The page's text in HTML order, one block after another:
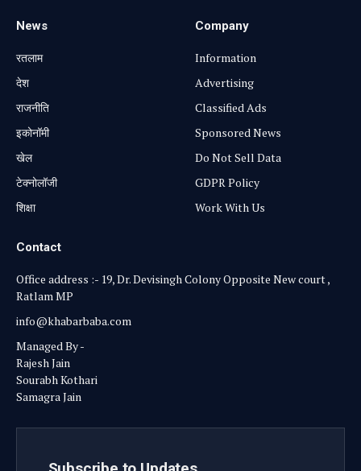
News
रतलाम
⁠देश
राजनीति
⁠इकोनॉमी
खेल
टेक्नोलॉजी
शिक्षा
Company
Information
Advertising
Classified Ads
Sponsored News
Do Not Sell Data
GDPR Policy
Work With Us
Contact
Office address :- 19, Dr. Devisingh Colony Opposite New court ,
Ratlam MP
info@khabarbaba.com
Managed By -
Rajesh Jain
Sourabh Kothari
Samagra Jain